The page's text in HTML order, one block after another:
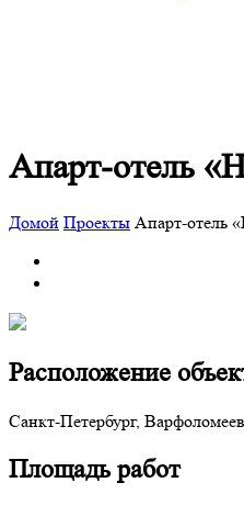
Апарт-отель
Домой Проекты Апарт-
Расположение
Санкт-Петербург,
Площадь работ